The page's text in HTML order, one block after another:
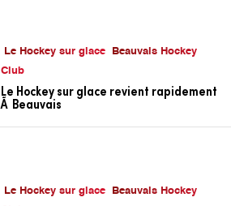
Le Hockey sur glace
Beauvais Hockey
Club
Le Hockey sur glace revient rapidement
Ã Beauvais
Le Hockey sur glace
Beauvais Hockey